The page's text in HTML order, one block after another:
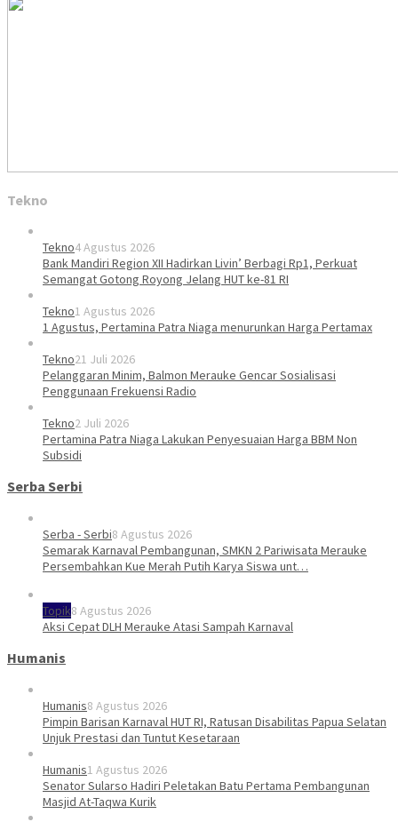
Tekno
Tekno4 Agustus 2026
Bank Mandiri Region XII Hadirkan Livin’ Berbagi Rp1, Perkuat
Semangat Gotong Royong Jelang HUT ke-81 RI
Tekno1 Agustus 2026
1 Agustus, Pertamina Patra Niaga menurunkan Harga Pertamax
Tekno21 Juli 2026
Pelanggaran Minim, Balmon Merauke Gencar Sosialisasi
Penggunaan Frekuensi Radio
Tekno2 Juli 2026
Pertamina Patra Niaga Lakukan Penyesuaian Harga BBM Non
Subsidi
Serba Serbi
Serba - Serbi8 Agustus 2026
Semarak Karnaval Pembangunan, SMKN 2 Pariwisata Merauke
Persembahkan Kue Merah Putih Karya Siswa unt…
Topik8 Agustus 2026
Aksi Cepat DLH Merauke Atasi Sampah Karnaval
Humanis
Humanis8 Agustus 2026
Pimpin Barisan Karnaval HUT RI, Ratusan Disabilitas Papua Selatan
Unjuk Prestasi dan Tuntut Kesetaraan
Humanis1 Agustus 2026
Senator Sularso Hadiri Peletakan Batu Pertama Pembangunan
Masjid At-Taqwa Kurik